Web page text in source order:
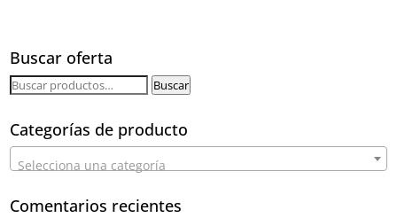
Buscar oferta
Buscar
Buscar
Categorías de producto
Selecciona una categoría
Comentarios recientes